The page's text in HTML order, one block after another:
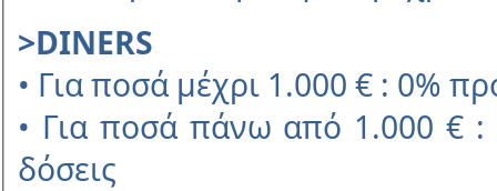
>DINERS
• Για ποσά μέχρι 1.000 € : 0%
• Για ποσά πάνω από 1.000 € :
δόσεις